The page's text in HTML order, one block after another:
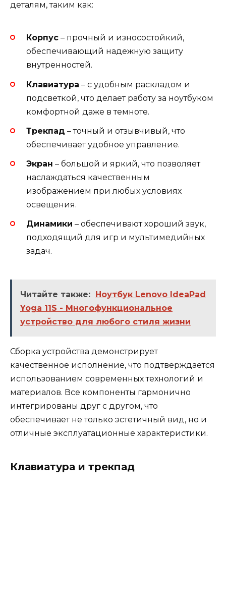
деталям, таким как:
Корпус – прочный и износостойкий,
обеспечивающий надежную защиту
внутренностей.
Клавиатура – с удобным раскладом и
подсветкой, что делает работу за ноутбуком
комфортной даже в темноте.
Трекпад – точный и отзывчивый, что
обеспечивает удобное управление.
Экран – большой и яркий, что позволяет
наслаждаться качественным
изображением при любых условиях
освещения.
Динамики – обеспечивают хороший звук,
подходящий для игр и мультимедийных
задач.
Читайте также:
Ноутбук Lenovo IdeaPad
Yoga 11S - Многофункциональное
устройство для любого стиля жизни
Сборка устройства демонстрирует
качественное исполнение, что подтверждается
использованием современных технологий и
материалов. Все компоненты гармонично
интегрированы друг с другом, что
обеспечивает не только эстетичный вид, но и
отличные эксплуатационные характеристики.
Клавиатура и трекпад